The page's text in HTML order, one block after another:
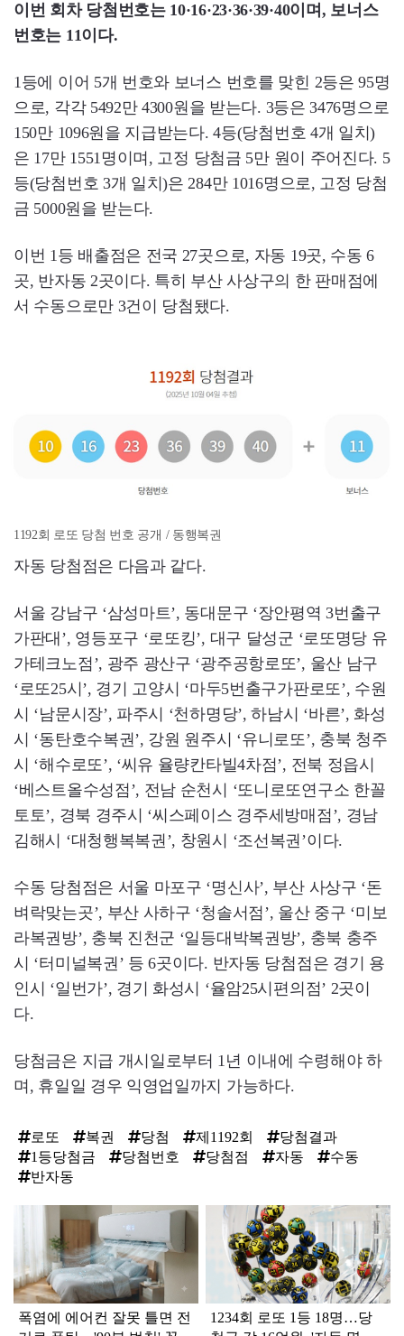
이번 회차 당첨번호는 10·16·23·36·39·40이며, 보너스
번호는 11이다.
1등에 이어 5개 번호와 보너스 번호를 맞힌 2등은 95명
으로, 각각 5492만 4300원을 받는다. 3등은 3476명으로
150만 1096원을 지급받는다. 4등(당첨번호 4개 일치)
은 17만 1551명이며, 고정 당첨금 5만 원이 주어진다. 5
등(당첨번호 3개 일치)은 284만 1016명으로, 고정 당첨
금 5000원을 받는다.
이번 1등 배출점은 전국 27곳으로, 자동 19곳, 수동 6
곳, 반자동 2곳이다. 특히 부산 사상구의 한 판매점에
서 수동으로만 3건이 당첨됐다.
1192회 로또 당첨 번호 공개 / 동행복권
자동 당첨점은 다음과 같다.
서울 강남구 ‘삼성마트’, 동대문구 ‘장안평역 3번출구
가판대’, 영등포구 ‘로또킹’, 대구 달성군 ‘로또명당 유
가테크노점’, 광주 광산구 ‘광주공항로또’, 울산 남구
‘로또25시’, 경기 고양시 ‘마두5번출구가판로또’, 수원
시 ‘남문시장’, 파주시 ‘천하명당’, 하남시 ‘바른’, 화성
시 ‘동탄호수복권’, 강원 원주시 ‘유니로또’, 충북 청주
시 ‘해수로또’, ‘씨유 율량칸타빌4차점’, 전북 정읍시
‘베스트올수성점’, 전남 순천시 ‘또니로또연구소 한꼴
토토’, 경북 경주시 ‘씨스페이스 경주세방매점’, 경남
김해시 ‘대청행복복권’, 창원시 ‘조선복권’이다.
수동 당첨점은 서울 마포구 ‘명신사’, 부산 사상구 ‘돈
벼락맞는곳’, 부산 사하구 ‘청솔서점’, 울산 중구 ‘미보
라복권방’, 충북 진천군 ‘일등대박복권방’, 충북 충주
시 ‘터미널복권’ 등 6곳이다. 반자동 당첨점은 경기 용
인시 ‘일번가’, 경기 화성시 ‘율암25시편의점’ 2곳이
다.
당첨금은 지급 개시일로부터 1년 이내에 수령해야 하
며, 휴일일 경우 익영업일까지 가능하다.
로또 복권 당첨 제1192회
당첨결과
1등당첨금
당첨번호 당첨점 자동
수동
반자동
라
폭염에 에어컨 잘못 틀면 전
1234회 로또 1등 18명…당